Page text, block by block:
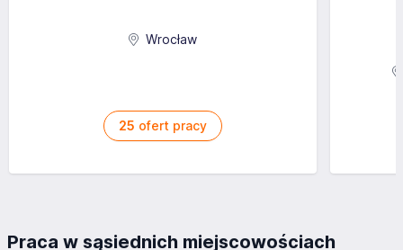
Wrocław
25 ofert pracy
Praca w sąsiednich miejscowościach